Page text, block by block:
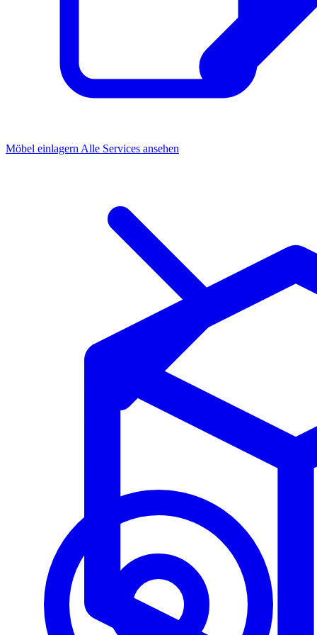
Möbel einlagern Alle Services ansehen